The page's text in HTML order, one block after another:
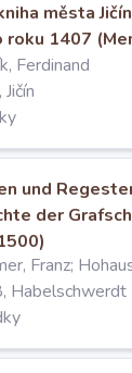
města
roku 1407
Ferdinand
und
der
Franz;
Habelschwerdt